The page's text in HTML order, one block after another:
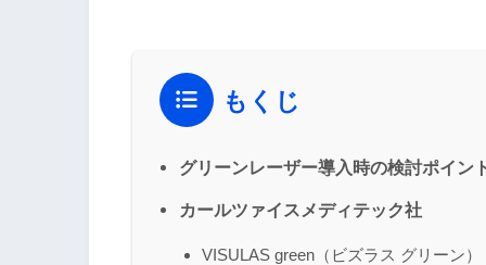
もくじ
グリーンレーザー導入時の検討ポイン
カールツァイスメディテック社
VISULAS green（ビズラス グリーン）